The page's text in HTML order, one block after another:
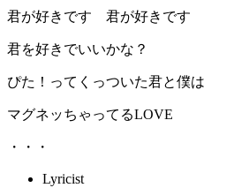
君が好きです 君が好きです
君を好きでいいかな？
ぴた！ってくっついた君と僕は
マグネッちゃってるLOVE
・・・
Lyricist